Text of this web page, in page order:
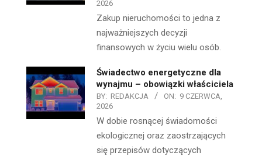
2026
Zakup nieruchomości to jedna z
najważniejszych decyzji
finansowych w życiu wielu osób.
Świadectwo energetyczne dla
wynajmu – obowiązki właściciela
BY: REDAKCJA ON: 9 CZERWCA,
2026
W dobie rosnącej świadomości
ekologicznej oraz zaostrzających
się przepisów dotyczących